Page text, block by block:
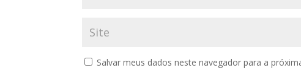
Salvar meus dados neste navegador para a